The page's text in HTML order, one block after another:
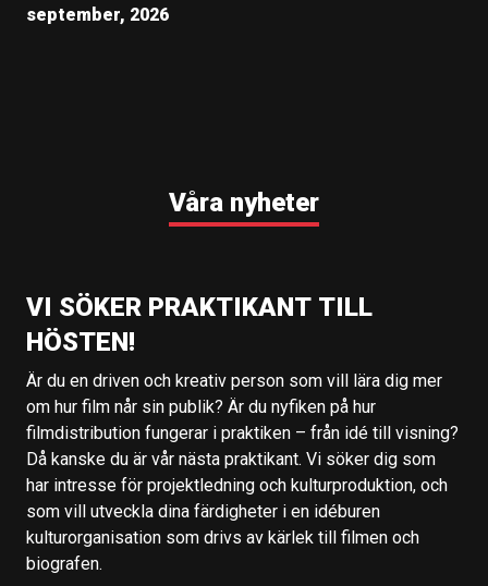
september, 2026
Våra nyheter
VI SÖKER PRAKTIKANT TILL
HÖSTEN!
Är du en driven och kreativ person som vill lära dig mer
om hur film når sin publik? Är du nyfiken på hur
filmdistribution fungerar i praktiken – från idé till visning?
Då kanske du är vår nästa praktikant. Vi söker dig som
har intresse för projektledning och kulturproduktion, och
som vill utveckla dina färdigheter i en idéburen
kulturorganisation som drivs av kärlek till filmen och
biografen.